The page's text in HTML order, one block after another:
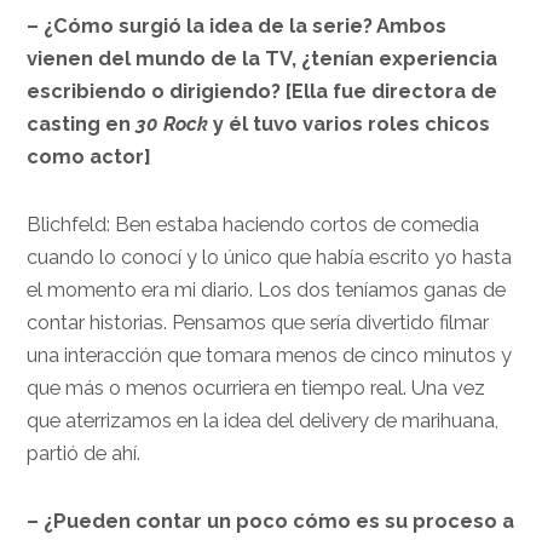
– ¿Cómo surgió la idea de la serie? Ambos
vienen del mundo de la TV, ¿tenían experiencia
escribiendo o dirigiendo? [Ella fue directora de
casting en30 Rock y él tuvo varios roles chicos
como actor]
Blichfeld: Ben estaba haciendo cortos de comedia
cuando lo conocí y lo único que había escrito yo hasta
el momento era mi diario. Los dos teníamos ganas de
contar historias. Pensamos que sería divertido filmar
una interacción que tomara menos de cinco minutos y
que más o menos ocurriera en tiempo real. Una vez
que aterrizamos en la idea del delivery de marihuana,
partió de ahí.
– ¿Pueden contar un poco cómo es su proceso a